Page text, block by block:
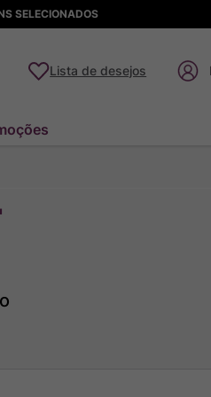
SELECIONADOS
Lista de desejos